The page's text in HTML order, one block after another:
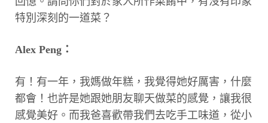
特別深刻的一道菜？
Alex Peng：
有！有一年，我媽做年糕，我覺得她好厲害，什麼
都會！也許是她跟她朋友聊天做菜的感覺，讓我很
感覺美好。而我爸喜歡帶我們去吃手工味道，從小